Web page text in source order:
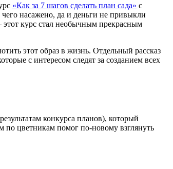
«Как за 7 шагов сделать план сада» с
насажено, да и деньги не привыкли
курс стал необычным прекрасным
этот образ в жизнь. Отдельный рассказ
с интересом следят за созданием всех
конкурса планов), который
по цветникам помог по-новому взглянуть